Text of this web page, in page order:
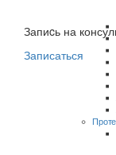
Запиcь на
Записаться